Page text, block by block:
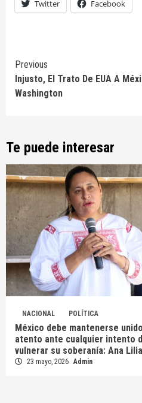
Twitter Facebook
Continue
Reading
Previous
Injusto, El Trato De EUA A
Washington
Te puede interesar
NACIONAL POLÍTICA
México debe mantenerse
atento ante cualquier intento
vulnerar su soberanía: Ana
23 mayo, 2026 Admin